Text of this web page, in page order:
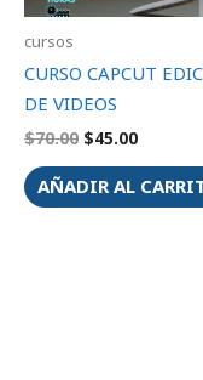
cursos
CURSO CAPCUT
DE VIDEOS
$70.00 $45.00
AÑADIR AL